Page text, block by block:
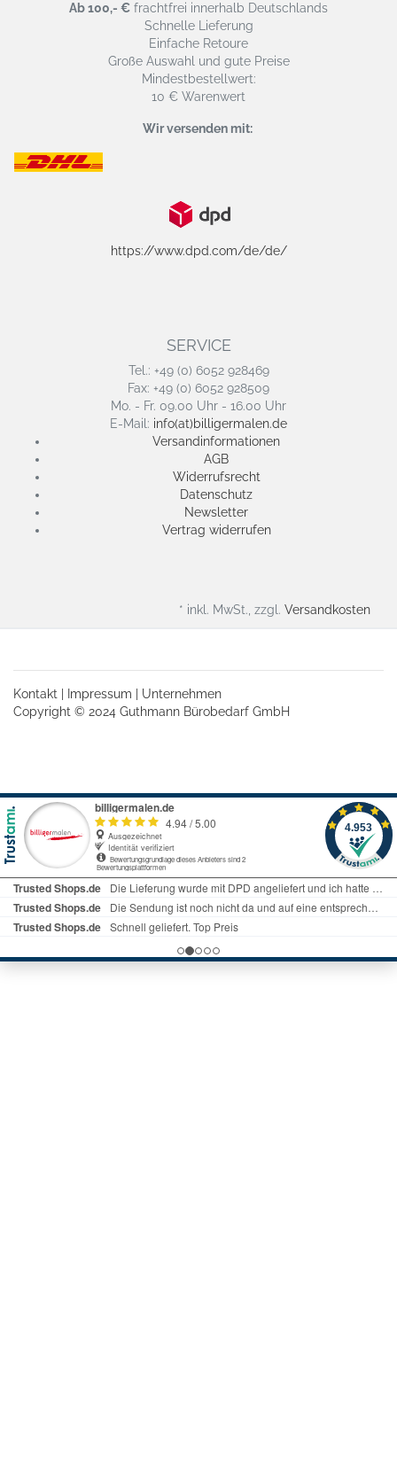
Ab 100,- € frachtfrei innerhalb Deutschlands
Schnelle Lieferung
Einfache Retoure
Große Auswahl und gute Preise
Mindestbestellwert:
10 € Warenwert
Wir versenden mit:
https://www.dpd.com/de/de/
SERVICE
Tel.: +49 (0) 6052 928469
Fax: +49 (0) 6052 928509
Mo. - Fr. 09.00 Uhr - 16.00 Uhr
E-Mail: info(at)billigermalen.de
Versandinformationen
AGB
Widerrufsrecht
Datenschutz
Newsletter
Vertrag widerrufen
* inkl. MwSt., zzgl. Versandkosten
Kontakt Impressum
Unternehmen
Copyright © 2024 Guthmann Bürobedarf GmbH